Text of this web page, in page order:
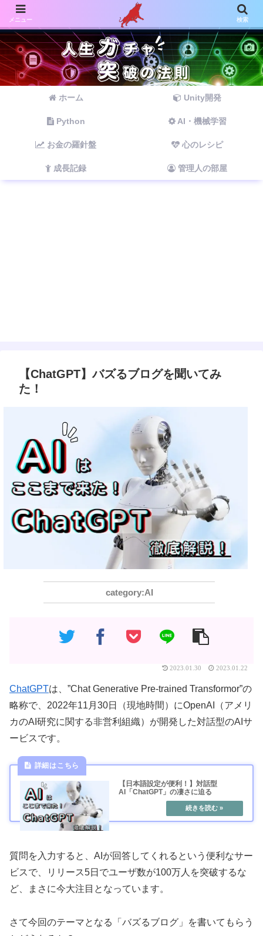
ホーム Unity開発
Python AI・機械学習
お金の羅針盤 心のレシピ
成長記録 管理人の部屋
【ChatGPT】バズるブログを聞いてみ
た！
AI
2023.01.30 2023.01.22
ChatGPTは、”Chat Generative Pre-trained Transformor”の
略称で、2022年11月30日（現地時間）にOpenAI（アメリ
カのAI研究に関する非営利組織）が開発した対話型のAIサ
ービスです。
【日本語設定が便利！】対話型
AI「ChatGPT」の凄さに迫る
質問を入力すると、AIが回答してくれるという便利なサー
ビスで、リリース5日でユーザ数が100万人を突破するな
ど、まさに今大注目となっています。
さて今回のテーマとなる「バズるブログ」を書いてもらう
メニュー 検索